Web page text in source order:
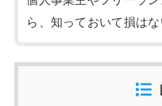
ら、知っておいて損はな